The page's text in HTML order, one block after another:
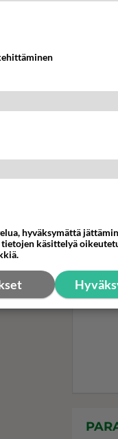
Oi!
tytöt
siveys
hyväksymättä
käsittelyä